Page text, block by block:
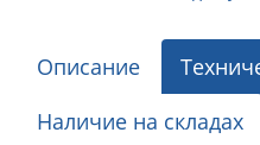
Описание
Наличие на складах